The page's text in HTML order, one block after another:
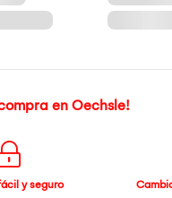
en Oechsle!
y seguro